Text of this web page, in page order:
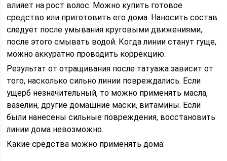
влияет на рост волос. Можно купить готовое
средство или приготовить его дома. Наносить состав
следует после умывания круговыми движениями,
после этого смывать водой. Когда линии станут гуще,
можно аккуратно проводить коррекцию.
Результат от отращивания после татуажа зависит от
того, насколько сильно линии повреждались. Если
ущерб незначительный, то можно применять масла,
вазелин, другие домашние маски, витамины. Если
были нанесены сильные повреждения, восстановить
линии дома невозможно.
Какие средства можно применять дома: